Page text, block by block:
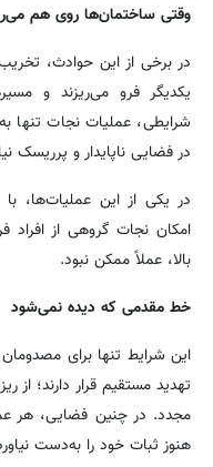
وقتی ساختمان‌ها روی هم
در برخی از این حوادث،
یکدیگر فرو می‌ریزند و
شرایطی، عملیات نجات تنها
در فضایی ناپایدار و پرریسک
در یکی از این عملیات‌ها،
امکان نجات گروهی از
بالا، عملاً ممکن نبود.
خط مقدمی که دیده نمی‌شود
این شرایط تنها برای
تهدید مستقیم قرار دارند؛ از
مجدد. در چنین فضایی، هر
هنوز ثبات خود را به‌دست